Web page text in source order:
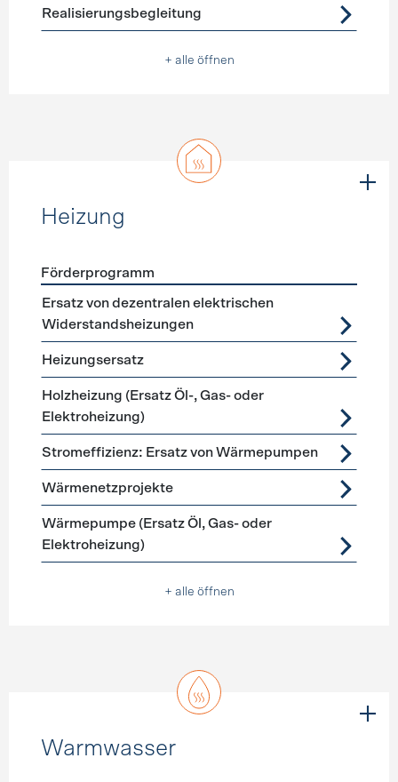
Realisierungsbegleitung
+ alle öffnen
Heizung
Förderprogramme Heizung
Förderprogramm
Ersatz von dezentralen elektrischen
Widerstandsheizungen
Heizungsersatz
Holzheizung (Ersatz Öl-, Gas- oder
Elektroheizung)
Stromeffizienz: Ersatz von Wärmepumpen
Wärmenetzprojekte
Wärmepumpe (Ersatz Öl, Gas- oder
Elektroheizung)
+ alle öffnen
Warmwasser